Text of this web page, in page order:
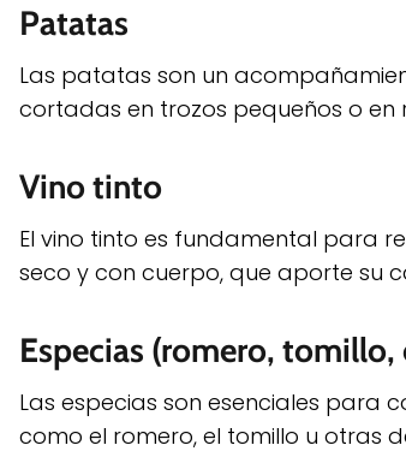
Patatas
Las patatas son un
cortadas en trozos pequeños o en
Vino tinto
El vino tinto es fundamental para
seco y con cuerpo, que aporte su
Especias (romero, tomillo,
Las especias son esenciales para
como el romero, el tomillo u otras